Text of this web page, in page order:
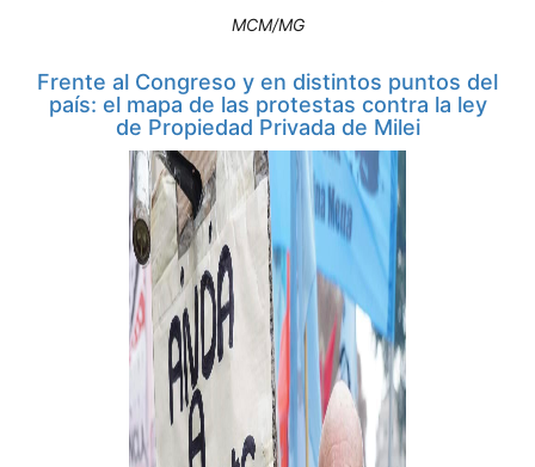
MCM/MG
Frente al Congreso y en distintos puntos del
país: el mapa de las protestas contra la ley
de Propiedad Privada de Milei